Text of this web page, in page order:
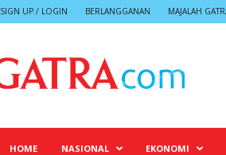
SIGN UP / LOGIN BERLANGGANAN MAJALAH
HOME NASIONAL EKONOMI